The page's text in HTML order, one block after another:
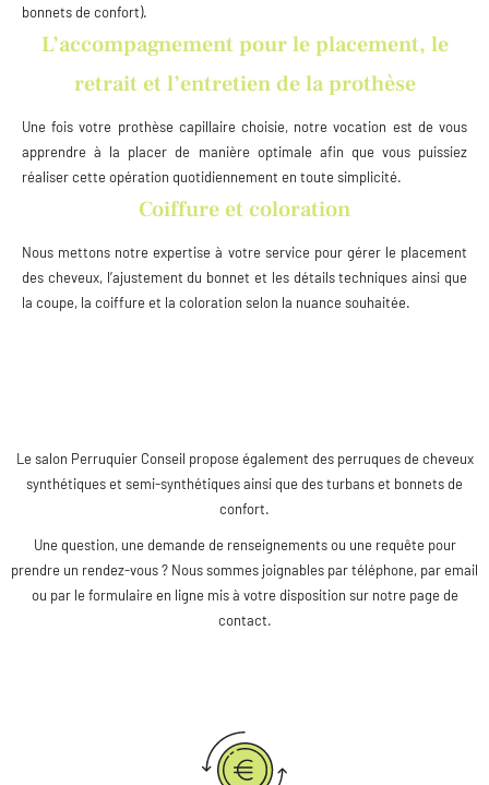
bonnets de confort).
L’accompagnement pour le placement, le
retrait et l’entretien de la prothèse
Une fois votre prothèse capillaire choisie, notre vocation est de vous
apprendre à la placer de manière optimale afin que vous puissiez
réaliser cette opération quotidiennement en toute simplicité.
Coiffure et coloration
Nous mettons notre expertise à votre service pour gérer le placement
des cheveux, l’ajustement du bonnet et les détails techniques ainsi que
la coupe, la coiffure et la coloration selon la nuance souhaitée.
Le salon Perruquier Conseil propose également des perruques de cheveux
synthétiques et semi-synthétiques ainsi que des turbans et bonnets de
confort.
Une question, une demande de renseignements ou une requête pour
prendre un rendez-vous ? Nous sommes joignables par téléphone, par email
ou par le formulaire en ligne mis à votre disposition sur notre page de
contact.